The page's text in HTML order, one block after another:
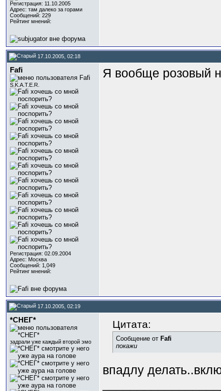
Регистрация: 11.10.2005
Адрес: там далеко за горами
Сообщений: 229
Рейтинг мнений:
17.10.2005, 02:18
Fafi
S.K.A.T.E.R.
Регистрация: 02.09.2004
Адрес: Москва
Сообщений: 1,049
Рейтинг мнений:
Я вообще розовый
17.10.2005, 02:19
*СНЕГ*
задрали уже каждый второй эмо
Цитата:
Сообщение от Fafi
покажи
впадлу